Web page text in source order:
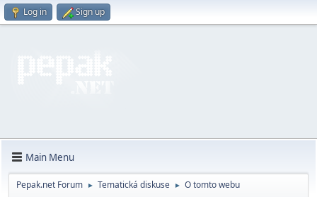
Log in Sign up
Main Menu
Pepak.net Forum ► Tematická diskuse ► O tomto webu